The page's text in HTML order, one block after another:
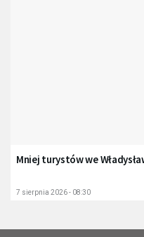
Mniej turystów we
7 sierpnia 2026 - 08:30